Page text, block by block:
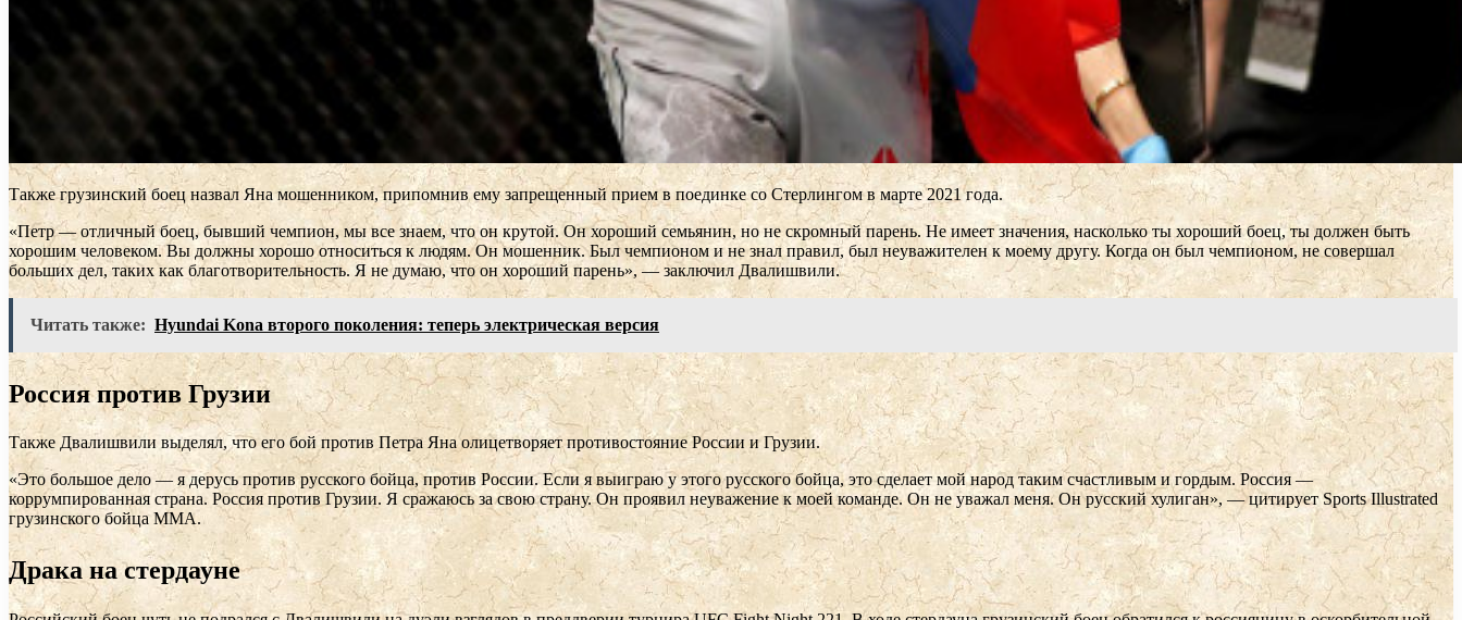
Также грузинский боец назвал Яна мошенником, припомнив ему запрещенный прием в поединке со Стерлингом в марте 2021 года.
«Петр — отличный боец, бывший чемпион, мы все знаем, что он крутой. Он хороший семьянин, но не скромный парень. Не имеет значения, насколько ты хороший боец, ты должен быть
хорошим человеком. Вы должны хорошо относиться к людям. Он мошенник. Был чемпионом и не знал правил, был неуважителен к моему другу. Когда он был чемпионом, не совершал
больших дел, таких как благотворительность. Я не думаю, что он хороший парень», — заключил Двалишвили.
Читать также: Hyundai Kona второго поколения: теперь электрическая версия
Россия против Грузии
Также Двалишвили выделял, что его бой против Петра Яна олицетворяет противостояние России и Грузии.
«Это большое дело — я дерусь против русского бойца, против России. Если я выиграю у этого русского бойца, это сделает мой народ таким счастливым и гордым. Россия —
коррумпированная страна. Россия против Грузии. Я сражаюсь за свою страну. Он проявил неуважение к моей команде. Он не уважал меня. Он русский хулиган», — цитирует Sports Illustrated
грузинского бойца ММА.
Драка на стердауне